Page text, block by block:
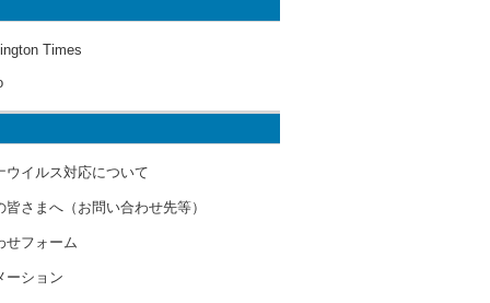
Times
ウイルス対応について
皆さまへ（お問い合わせ先等）
せフォーム
ーション